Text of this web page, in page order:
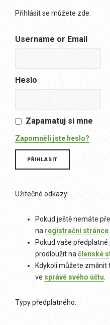
Přihlásit se můžete zde:
Username or Email
Heslo
Zapamatuj si mne
Zapomněli jste heslo?
Užitečné odkazy:
Pokud ještě nemáte
na registrační stránce
Pokud vaše
prodloužit na členské
Kdykoli můžete
ve správě svého účtu
Typy předplatného: